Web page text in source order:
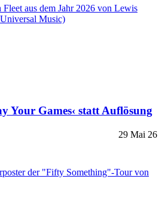
Your Games‹ statt Auflösung
29 Mai 26